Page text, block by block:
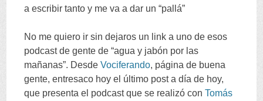
a escribir tanto y me va a dar un “pallá”
No me quiero ir sin dejaros un link a uno de esos
podcast de gente de “agua y jabón por las
mañanas”. Desde Vociferando, página de buena
gente,entresaco hoy el último post a día de hoy,
que presenta el podcast que se realizó con Tomás